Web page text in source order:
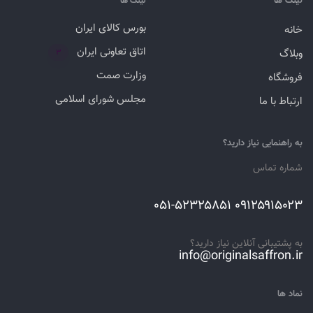
خانه
وبلاگ
فروشگاه
ارتباط با ما
بورس کالای ایران
اتاق تعاونی ایران
۳
وزارت صمت
مجلس شورای اسلامی
به راهنمایی نیاز دارید؟
شماره تماس
۰۹۱۲۵۹۱۵۰۲۳ ۰۵۱-۵۲۳۲۵۸۵۱
به پشتیبانی آنلاین نیاز دارید؟
info@originalsaffron.ir
نماد ها